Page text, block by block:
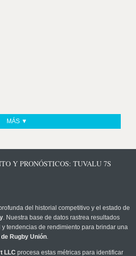
MÁS ▼
Y PRONÓSTICOS: TUVALU 7S
del historial competitivo y el estado de
. Nuestra base de datos rastrea resultados
tendencias de rendimiento para brindar una
de Rugby Unión.
LLC procesa estas métricas para identificar